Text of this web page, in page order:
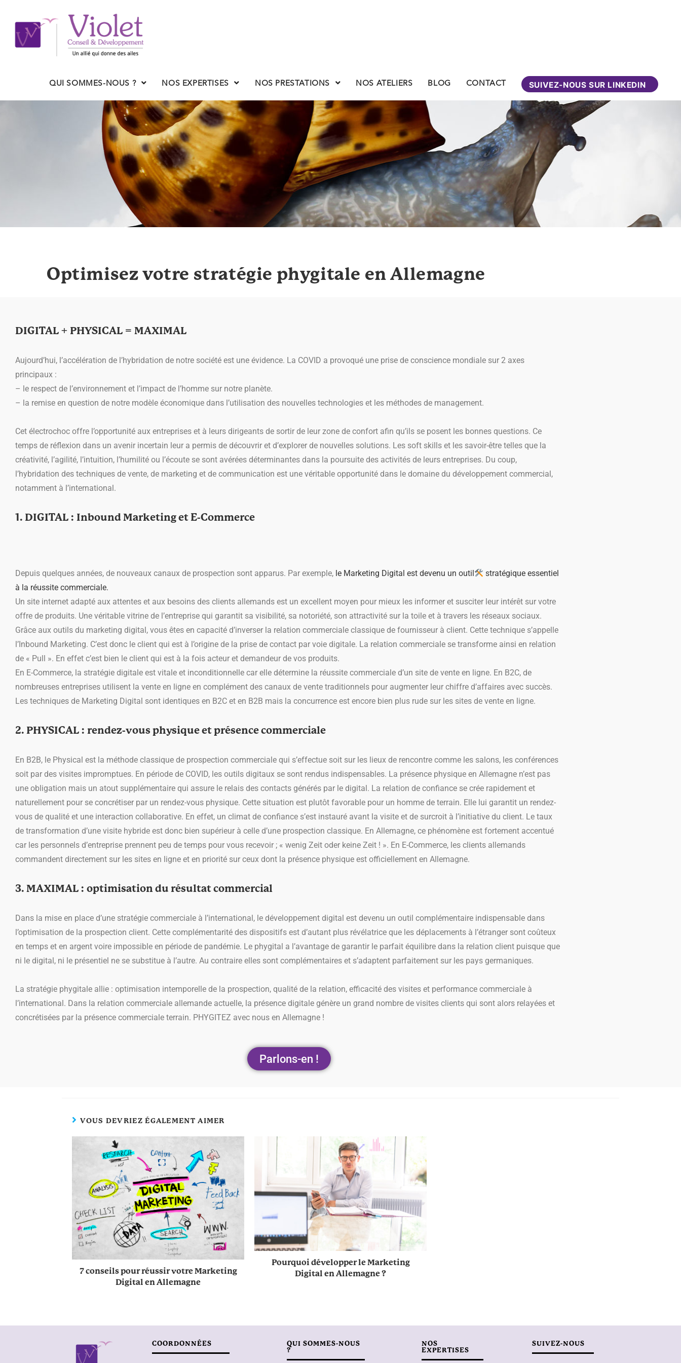
QUI SOMMES-NOUS ? NOS EXPERTISES NOS PRESTATIONS NOS ATELIERS BLOG CONTACT SUIVEZ-NOUS SUR LINKEDIN
Optimisez votre stratégie phygitale en Allemagne
DIGITAL + PHYSICAL = MAXIMAL
Aujourd’hui, l’accélération de l’hybridation de notre société est une évidence. La COVID a provoqué une prise de conscience mondiale sur 2 axes
principaux :
– le respect de l’environnement et l’impact de l’homme sur notre planète.
– la remise en question de notre modèle économique dans l’utilisation des nouvelles technologies et les méthodes de management.
Cet électrochoc offre l’opportunité aux entreprises et à leurs dirigeants de sortir de leur zone de confort afin qu’ils se posent les bonnes questions. Ce
temps de réflexion dans un avenir incertain leur a permis de découvrir et d’explorer de nouvelles solutions. Les soft skills et les savoir-être telles que la
créativité, l’agilité, l’intuition, l’humilité ou l’écoute se sont avérées déterminantes dans la poursuite des activités de leurs entreprises. Du coup,
l’hybridation des techniques de vente, de marketing et de communication est une véritable opportunité dans le domaine du développement commercial,
notamment à l’international.
1. DIGITAL : Inbound Marketing et E-Commerce
Depuis quelques années, de nouveaux canaux de prospection sont apparus. Par exemple, le Marketing Digital est devenu un outil
stratégique essentiel
à la réussite commerciale.
Un site internet adapté aux attentes et aux besoins des clients allemands est un excellent moyen pour mieux les informer et susciter leur intérêt sur votre
offre de produits. Une véritable vitrine de l’entreprise qui garantit sa visibilité, sa notoriété, son attractivité sur la toile et à travers les réseaux sociaux.
Grâce aux outils du marketing digital, vous êtes en capacité d’inverser la relation commerciale classique de fournisseur à client. Cette technique s’appelle
l’Inbound Marketing. C’est donc le client qui est à l’origine de la prise de contact par voie digitale. La relation commerciale se transforme ainsi en relation
de « Pull ». En effet c’est bien le client qui est à la fois acteur et demandeur de vos produits.
En E-Commerce, la stratégie digitale est vitale et inconditionnelle car elle détermine la réussite commerciale d’un site de vente en ligne. En B2C, de
nombreuses entreprises utilisent la vente en ligne en complément des canaux de vente traditionnels pour augmenter leur chiffre d’affaires avec succès.
Les techniques de Marketing Digital sont identiques en B2C et en B2B mais la concurrence est encore bien plus rude sur les sites de vente en ligne.
2. PHYSICAL : rendez-vous physique et présence commerciale
En B2B, le Physical est la méthode classique de prospection commerciale qui s’effectue soit sur les lieux de rencontre comme les salons, les conférences
soit par des visites impromptues. En période de COVID, les outils digitaux se sont rendus indispensables. La présence physique en Allemagne n’est pas
une obligation mais un atout supplémentaire qui assure le relais des contacts générés par le digital. La relation de confiance se crée rapidement et
naturellement pour se concrétiser par un rendez-vous physique. Cette situation est plutôt favorable pour un homme de terrain. Elle lui garantit un rendez-
vous de qualité et une interaction collaborative. En effet, un climat de confiance s’est instauré avant la visite et de surcroit à l’initiative du client. Le taux
de transformation d’une visite hybride est donc bien supérieur à celle d’une prospection classique. En Allemagne, ce phénomène est fortement accentué
car les personnels d’entreprise prennent peu de temps pour vous recevoir ; « wenig Zeit oder keine Zeit ! ». En E-Commerce, les clients allemands
commandent directement sur les sites en ligne et en priorité sur ceux dont la présence physique est officiellement en Allemagne.
3. MAXIMAL : optimisation du résultat commercial
Dans la mise en place d’une stratégie commerciale à l’international, le développement digital est devenu un outil complémentaire indispensable dans
l’optimisation de la prospection client. Cette complémentarité des dispositifs est d’autant plus révélatrice que les déplacements à l’étranger sont coûteux
en temps et en argent voire impossible en période de pandémie. Le phygital a l’avantage de garantir le parfait équilibre dans la relation client puisque que
ni le digital, ni le présentiel ne se substitue à l’autre. Au contraire elles sont complémentaires et s’adaptent parfaitement sur les pays germaniques.
La stratégie phygitale allie : optimisation intemporelle de la prospection, qualité de la relation, efficacité des visites et performance commerciale à
l’international. Dans la relation commerciale allemande actuelle, la présence digitale génère un grand nombre de visites clients qui sont alors relayées et
concrétisées par la présence commerciale terrain. PHYGITEZ avec nous en Allemagne !
Parlons-en !
VOUS DEVRIEZ ÉGALEMENT AIMER
7 conseils pour réussir votre Marketing
Digital en Allemagne
Pourquoi développer le Marketing
Digital en Allemagne ?
COORDONNÉES
QUI SOMMES-NOUS
?
NOS
EXPERTISES
SUIVEZ-NOUS